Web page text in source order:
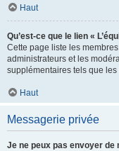
Haut
Qu’est-ce que le lien «
Cette page liste les
administrateurs et les
supplémentaires tels que les
Haut
Messagerie privée
Je ne peux pas envoyer de